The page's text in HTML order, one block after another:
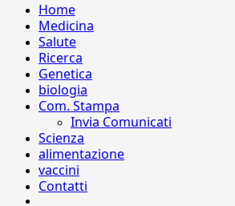
Home
Medicina
Salute
Ricerca
Genetica
biologia
Com. Stampa
Invia Comunicati
Scienza
alimentazione
vaccini
Contatti